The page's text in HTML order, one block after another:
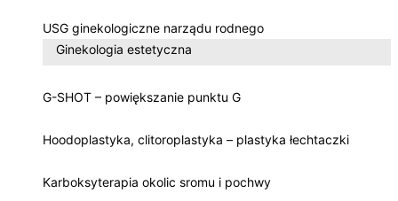
USG ginekologiczne narządu rodnego
Ginekologia estetyczna
G-SHOT – powiększanie punktu G
Hoodoplastyka, clitoroplastyka – plastyka łechtaczki
Karboksyterapia okolic sromu i pochwy